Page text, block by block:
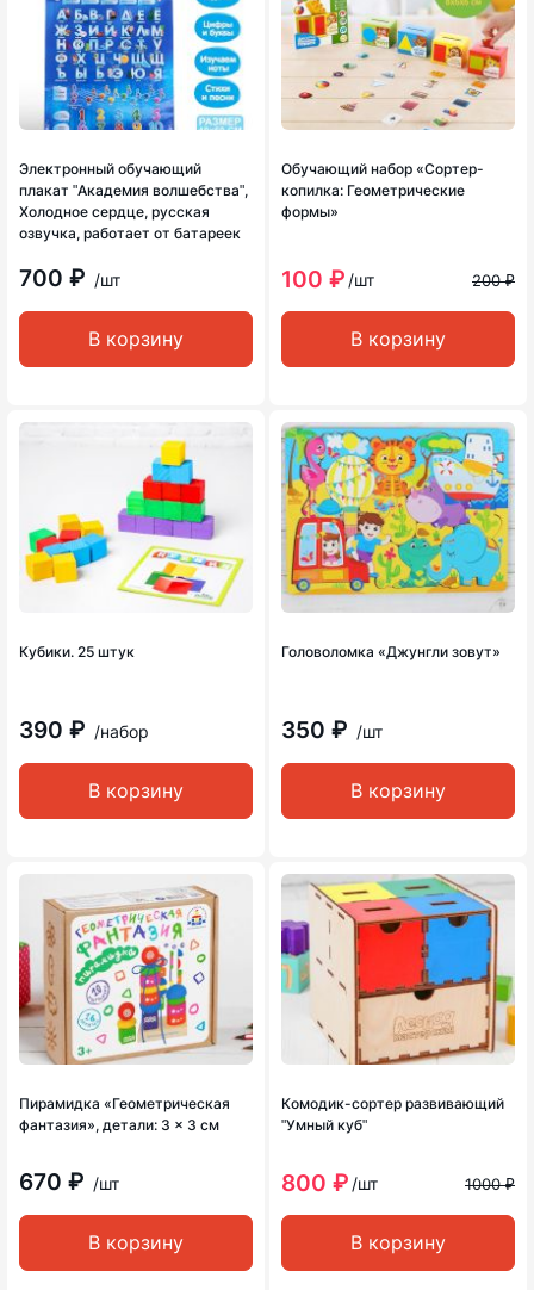
Электронный обучающий
плакат ʺАкадемия волшебстваʺ,
Холодное сердце, русская
озвучка, работает от батареек
700 ₽ /шт
В корзину
Обучающий набор «Сортер-
копилка: Геометрические
формы»
100 ₽ /шт 200 ₽
В корзину
Кубики. 25 штук
390 ₽ /набор
В корзину
Головоломка «Джунгли зовут»
350 ₽ /шт
В корзину
Пирамидка «Геометрическая
фантазия», детали: 3 × 3 см
670 ₽ /шт
В корзину
Комодик-сортер развивающий
ʺУмный кубʺ
800 ₽ /шт 1000 ₽
В корзину